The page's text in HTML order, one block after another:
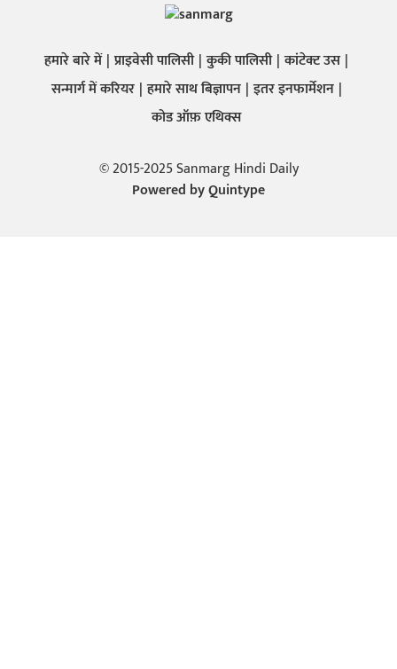
हमारे बारे में प्राइवेसी पालिसी कुकी पालिसी कांटेक्ट उस
सन्मार्ग में करियर हमारे साथ बिज्ञापन इतर इनफार्मेशन
कोड ऑफ़ एथिक्स
© 2015-2025 Sanmarg Hindi Daily
Powered byQuintype